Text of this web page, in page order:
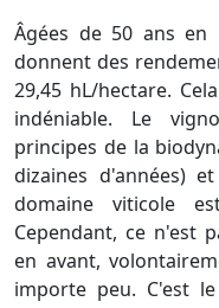
Âgées de 50 ans en
donnent des
29,45 hL/hectare.
indéniable. Le
principes de la
dizaines d'années)
domaine viticole
Cependant, ce n'est
en avant,
importe peu. C'est